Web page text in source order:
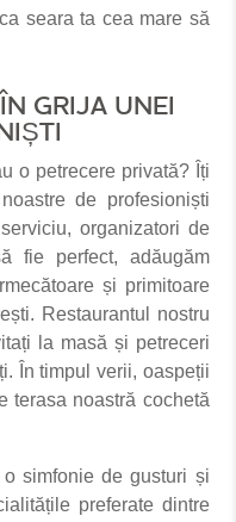
seara ta cea mare să
GRIJA UNEI
o petrecere privată? Îți
de profesioniști
organizatori de
fie perfect, adăugăm
și primitoare
Restaurantul nostru
la masă și petreceri
În timpul verii, oaspeții
terasa noastră cochetă
simfonie de gusturi și
preferate dintre